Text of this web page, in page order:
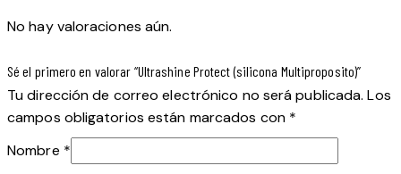
No hay valoraciones aún.
Sé el primero en valorar “Ultrashine Protect (silicona Multiproposito)”
Tu dirección de correo electrónico no será publicada. Los
campos obligatorios están marcados con *
Nombre *